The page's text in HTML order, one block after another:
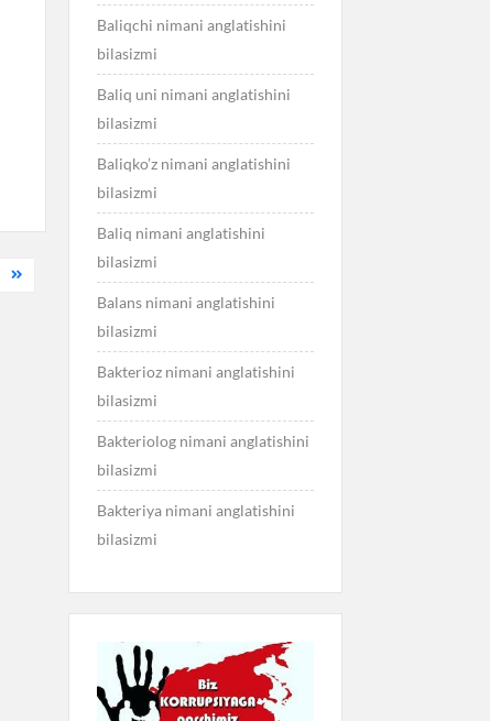
Baliqchi nimani anglatishini
bilasizmi
Baliq uni nimani anglatishini
bilasizmi
Baliqko’z nimani anglatishini
bilasizmi
Baliq nimani anglatishini
bilasizmi
Balans nimani anglatishini
bilasizmi
Bakterioz nimani anglatishini
bilasizmi
Bakteriolog nimani anglatishini
bilasizmi
Bakteriya nimani anglatishini
bilasizmi